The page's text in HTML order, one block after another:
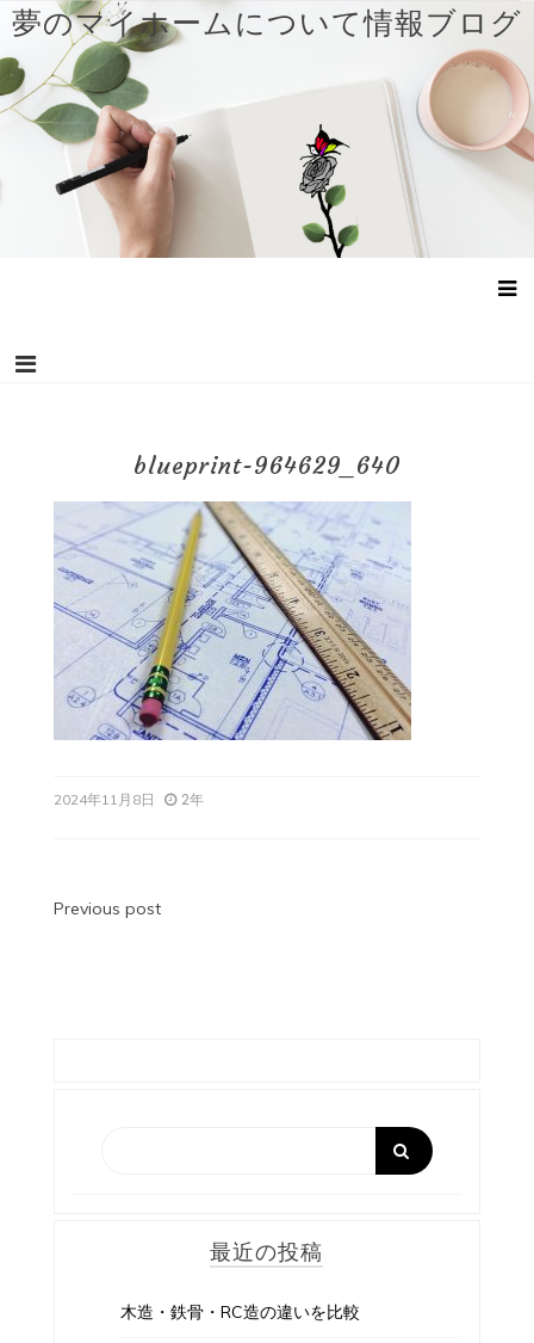
コ
ン
テ
ン
ツ
キ
夢のマイホームについて情報ブログ
blueprint-964629_640
2024年11月8日 2年
投
Previous post
最近の投稿
木造・鉄骨・RC造の違いを比較